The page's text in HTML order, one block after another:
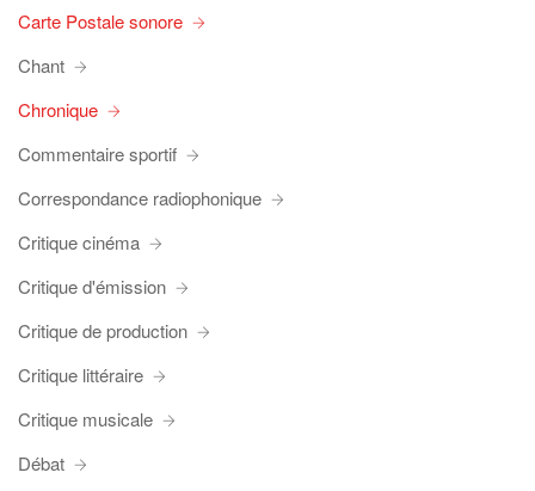
Carte Postale sonore
Chant
Chronique
Commentaire sportif
Correspondance radiophonique
Critique cinéma
Critique d'émission
Critique de production
Critique littéraire
Critique musicale
Débat